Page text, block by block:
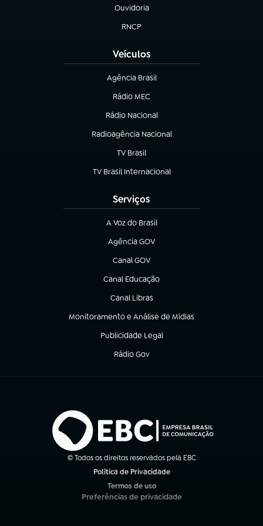
Ouvidoria
(abre em nova aba)
RNCP
(abre em nova aba)
Veículos
Agência Brasil
(abre em nova aba)
Rádio MEC
(abre em nova aba)
Rádio Nacional
Radioagência Nacional
(abre em nova aba)
TV Brasil
(abre em nova aba)
TV Brasil Internacional
(abre em nova aba)
Serviços
A Voz do Brasil
(abre em nova aba)
Agência GOV
(abre em nova aba)
Canal GOV
(abre em nova aba)
Canal Educação
(abre em nova aba)
Canal Libras
(abre em nova aba)
Monitoramento e Análise de Mídias
(abre em nova aba)
Publicidade Legal
(abre em nova aba)
Rádio Gov
(abre em nova aba)
© Todos os direitos reservados pela EBC
Política de Privacidade
Termos de uso
(abre em nova aba)
Preferências de privacidade